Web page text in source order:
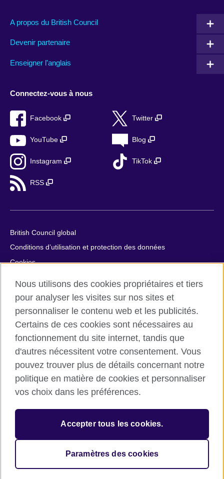
A propos du British Council
Devenir partenaire
Enseigner l'anglais
Connectez-vous à nous
Facebook Twitter
YouTube Blog
Instagram TikTok
RSS
British Council global
Conditions d’utilisation et protection des données
Cookies
British Council in France société par actions simplifiée
unipersonnelle est une filiale du British Council, l’agence
internationale britannique dédiée aux domaines de l’éducation
et des relations culturelles. British Council in France société par
actions simplifiée unipersonnelle est une société inscrite en
France avec le numéro RCS Paris n° 847 719 473. Adresse :
9/11 rue de Constantine, 75007 Paris, France. Le British Council
209131 (Angleterre et Pays de Galles) et SC037733 (Ecosse).
Adresse : 1 Redman Place, Stratford, London E20 1JQ,
le British Council au Royaume-Uni.
Nous utilisons des cookies propriétaires et tiers
pour analyser les visites sur nos sites et
personnaliser le contenu web et les publicités.
Certains de ces cookies sont nécessaires au
fonctionnement du site internet, tandis que
d'autres nécessitent votre consentement. Vous
pouvez trouver plus de détails concernant notre
politique en matière de cookies et personnaliser
vos choix dans les préférences.
Accepter tous les cookies.
Paramètres des cookies